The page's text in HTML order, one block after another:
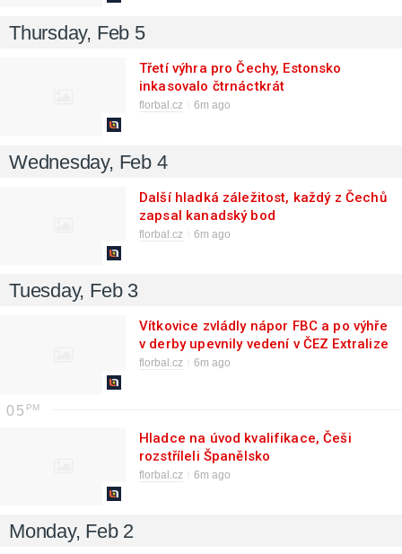
Thursday, Feb 5
Třetí výhra pro Čechy, Estonsko
inkasovalo čtrnáctkrát
florbal.cz 6m ago
Wednesday, Feb 4
Další hladká záležitost, každý z Čechů
zapsal kanadský bod
florbal.cz 6m ago
Tuesday, Feb 3
Vítkovice zvládly nápor FBC a po výhře
v derby upevnily vedení v ČEZ Extralize
žen
florbal.cz 6m ago
05
Hladce na úvod kvalifikace, Češi
rozstříleli Španělsko
florbal.cz 6m ago
Monday, Feb 2